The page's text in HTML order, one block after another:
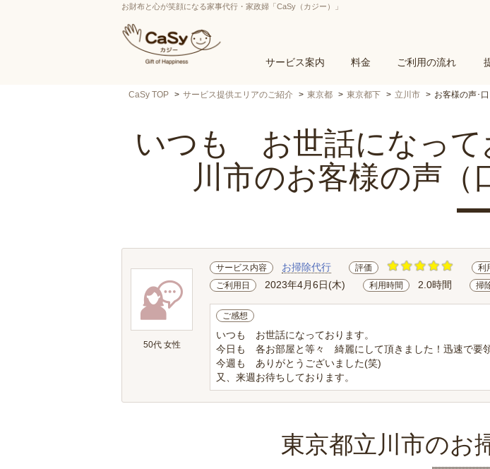
お財布と心が笑顔になる家事代行・家政婦「CaSy（カジー）」
サービス案内 料金 ご利用の流れ
CaSy TOP サービス提供エリアのご紹介 東京都 東京都下 立川市 お客様の声･
いつも お世話になって
川市のお客様の声（
50代 女性
サービス内容 お掃除代行 評価 利
ご利用日 2023年4月6日(木) 利用時間 2.0時間 掃
ご感想
いつも お世話になっております。
今日も 各お部屋と等々 綺麗にして頂きました！迅速で要
今週も ありがとうございました(笑)
又、来週お待ちしております。
東京都立川市のお